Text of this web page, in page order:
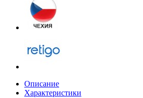
Описание
Характеристики